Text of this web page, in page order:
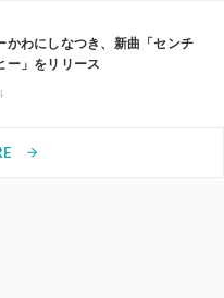
かわにしなつき、新曲「センチ
ー」をリリース
arrow_forward